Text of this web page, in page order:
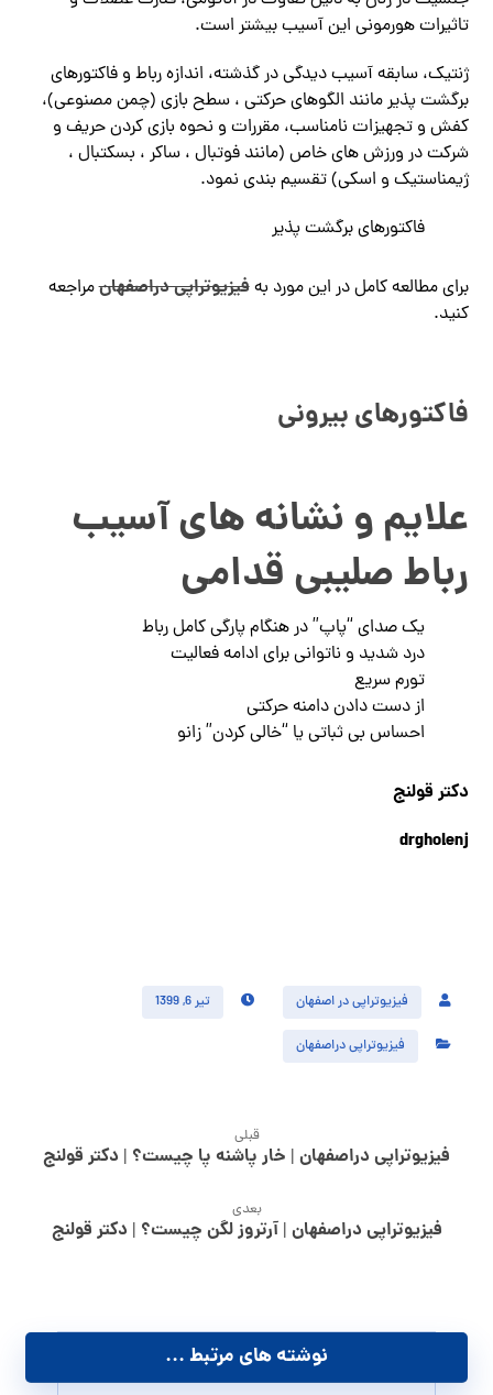
تاثیرات هورمونی این آسیب بیشتر است.
ژنتیک، سابقه آسیب دیدگی در گذشته، اندازه رباط و فاکتورهای
برگشت پذیر مانند الگوهای حرکتی ، سطح بازی (چمن مصنوعی)،
کفش و تجهیزات نامناسب، مقررات و نحوه بازی کردن حریف و
شرکت در ورزش های خاص (مانند فوتبال ، ساکر ، بسکتبال ،
ژیمناستیک و اسکی) تقسیم بندی نمود.
فاکتورهای برگشت پذیر
برای مطالعه کامل در این مورد بهفیزیوتراپی دراصفهانمراجعه
کنید.
فاکتورهای بیرونی
علایم و نشانه ­های آسیب
رباط صلیبی قدامی
یک صدای “پاپ” در هنگام پارگی کامل رباط
درد شدید و ناتوانی برای ادامه فعالیت
تورم سریع
از دست دادن دامنه حرکتی
احساس بی ثباتی یا “خالی کردن” زانو
دکتر قولنج
drgholenj
فیزیوتراپی در اصفهان تیر 6, 1399
فیزیوتراپی دراصفهان
قبلی
فیزیوتراپی دراصفهان | خار پاشنه پا چیست؟ | دکتر قولنج
بعدی
فیزیوتراپی دراصفهان | آرتروز لگن چیست؟ | دکتر قولنج
نوشته های مرتبط ...